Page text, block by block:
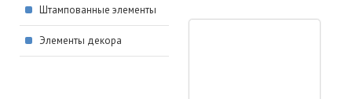
Штампованные элементы
Элементы декора